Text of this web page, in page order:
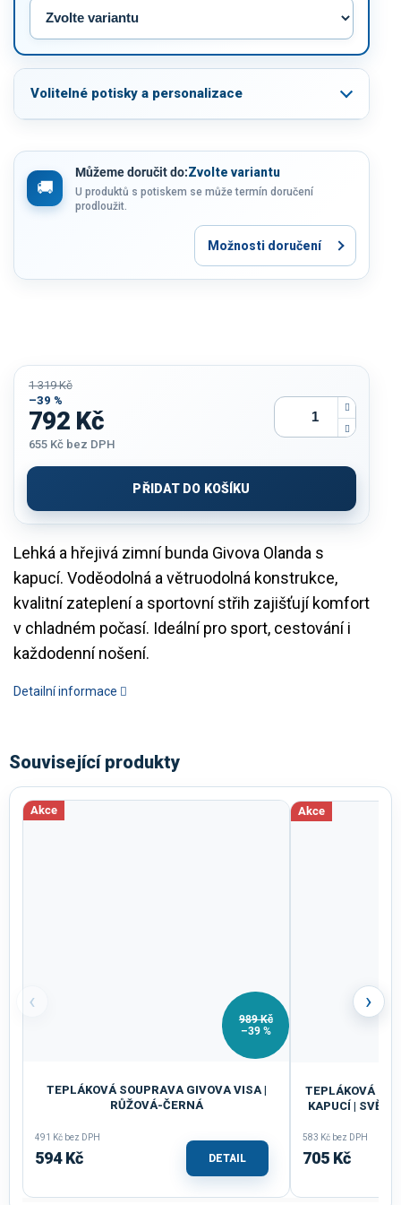
Volitelné potisky a personalizace
Můžeme doručit do:Zvolte variantu
U produktů s potiskem se může termín doručení
prodloužit.
Možnosti doručení
Lehká a hřejivá zimní bunda Givova Olanda s
kapucí. Voděodolná a větruodolná konstrukce,
kvalitní zateplení a sportovní střih zajišťují komfort
v chladném počasí. Ideální pro sport, cestování i
každodenní nošení.
Detailní informace
1 319 Kč
–39 %
792 Kč
655 Kč bez DPH
cena:
PŘIDAT DO KOŠÍKU
Související produkty
‹
Akce
989 Kč
–39 %
TEPLÁKOVÁ SOUPRAVA GIVOVA VISA |
RŮŽOVÁ-ČERNÁ
491 Kč bez DPH
594 Kč DETAIL
Akce
TEPLÁKOVÁ
KAPUCÍ |
583 Kč bez DPH
705 Kč
›